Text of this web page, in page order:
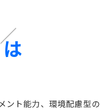
ト能力、環境配慮型